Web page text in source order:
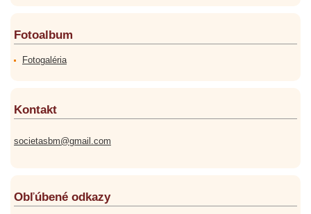
Fotoalbum
Fotogaléria
Kontakt
societasbm@gmail.com
Obľúbené odkazy